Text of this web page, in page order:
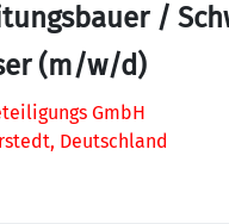
/
(m/w/d)
GmbH
Deutschland